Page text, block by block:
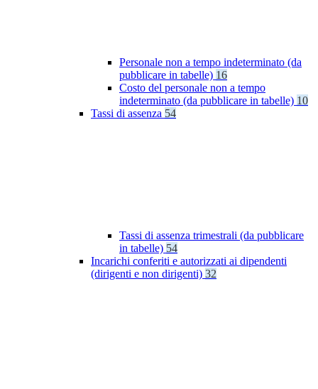
Personale non a tempo indeterminato (da
pubblicare in tabelle) 16
Costo del personale non a tempo
indeterminato (da pubblicare in tabelle) 10
Tassi di assenza 54
Tassi di assenza trimestrali (da pubblicare
in tabelle) 54
Incarichi conferiti e autorizzati ai dipendenti
(dirigenti e non dirigenti) 32